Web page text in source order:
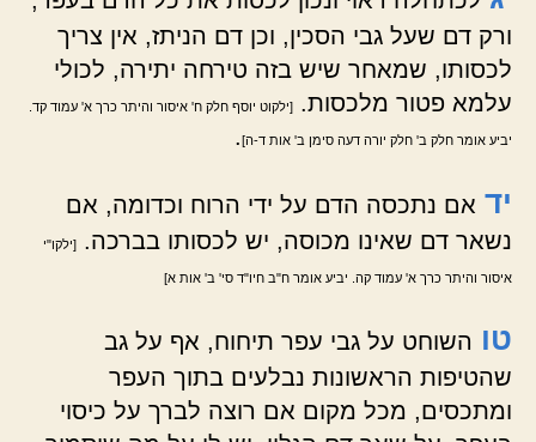
ורק דם שעל גבי הסכין, וכן דם הניתז, אין צריך
לכסותו, שמאחר שיש בזה טירחה יתירה, לכולי
עלמא פטור מלכסות. [ילקוט יוסף חלק ח' איסור והיתר כרך א' עמוד קד.
יביע אומר חלק ב' חלק יורה דעה סימן ב' אות ד-ה].
יד אם נתכסה הדם על ידי הרוח וכדומה, אם
נשאר דם שאינו מכוסה, יש לכסותו בברכה. [ילקו"י
איסור והיתר כרך א' עמוד קה. יביע אומר ח"ב חיו"ד סי' ב' אות א]
טו השוחט על גבי עפר תיחוח, אף על גב
שהטיפות הראשונות נבלעים בתוך העפר
ומתכסים, מכל מקום אם רוצה לברך על כיסוי